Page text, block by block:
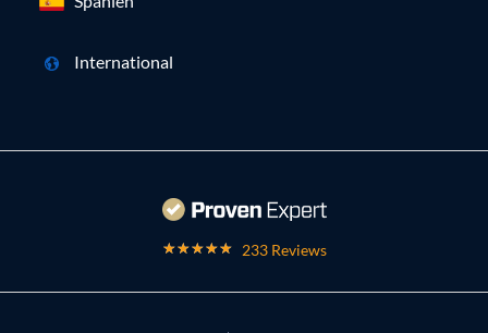
International
233 Reviews